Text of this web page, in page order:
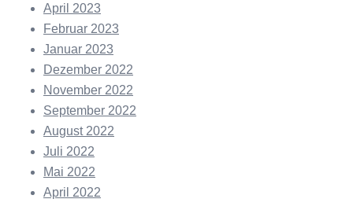
April 2023
Februar 2023
Januar 2023
Dezember 2022
November 2022
September 2022
August 2022
Juli 2022
Mai 2022
April 2022